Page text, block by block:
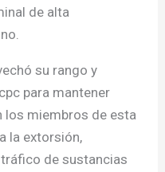
de alta
su rango y
para mantener
los miembros de esta
la extorsión,
de sustancias